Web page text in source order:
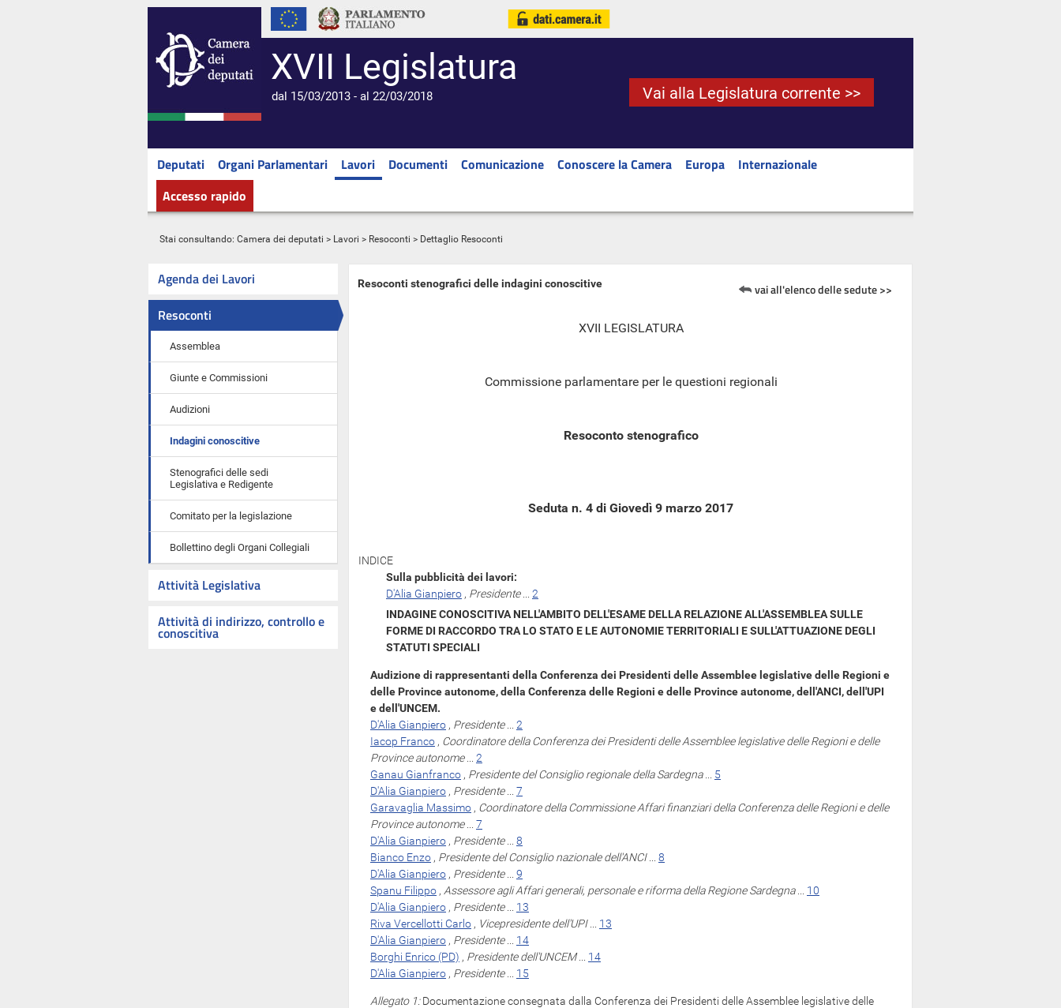
XVII Legislatura
dal 15/03/2013 - al 22/03/2018 Vai alla Legislatura corrente >>
Deputati Organi Parlamentari Lavori Documenti Comunicazione Conoscere la Camera Europa
Internazionale
Accesso rapido
Stai consultando: Camera dei deputati > Lavori > Resoconti > Dettaglio Resoconti
Agenda dei Lavori
Resoconti
Assemblea
Giunte e Commissioni
Audizioni
Indagini conoscitive
Stenografici delle sedi
Legislativa e Redigente
Comitato per la legislazione
Bollettino degli Organi Collegiali
Attività Legislativa
Attività di indirizzo, controllo e
conoscitiva
Resoconti stenografici delle indagini conoscitive vai all'elenco delle sedute >>
XVII LEGISLATURA
Commissione parlamentare per le questioni regionali
Resoconto stenografico
Seduta n. 4 di Giovedì 9 marzo 2017
INDICE
Sulla pubblicità dei lavori:
D'Alia Gianpiero , Presidente... 2
INDAGINE CONOSCITIVA NELL'AMBITO DELL'ESAME DELLA RELAZIONE ALL'ASSEMBLEA SULLE
FORME DI RACCORDO TRA LO STATO E LE AUTONOMIE TERRITORIALI E SULL'ATTUAZIONE DEGLI
STATUTI SPECIALI
Audizione di rappresentanti della Conferenza dei Presidenti delle Assemblee legislative delle Regioni e
delle Province autonome, della Conferenza delle Regioni e delle Province autonome, dell'ANCI, dell'UPI
e dell'UNCEM.
D'Alia Gianpiero , Presidente... 2
Iacop Franco , Coordinatore della Conferenza dei Presidenti delle Assemblee legislative delle Regioni e delle
Province autonome... 2
Ganau Gianfranco , Presidente del Consiglio regionale della Sardegna... 5
D'Alia Gianpiero , Presidente... 7
Garavaglia Massimo , Coordinatore della Commissione Affari finanziari della Conferenza delle Regioni e delle
Province autonome... 7
D'Alia Gianpiero , Presidente... 8
Bianco Enzo , Presidente del Consiglio nazionale dell'ANCI... 8
D'Alia Gianpiero , Presidente... 9
Spanu Filippo , Assessore agli Affari generali, personale e riforma della Regione Sardegna... 10
D'Alia Gianpiero , Presidente... 13
Riva Vercellotti Carlo , Vicepresidente dell'UPI... 13
D'Alia Gianpiero , Presidente... 14
Borghi Enrico (PD) , Presidente dell'UNCEM... 14
D'Alia Gianpiero , Presidente... 15
Allegato 1:Documentazione consegnata dalla Conferenza dei Presidenti delle Assemblee legislative delle